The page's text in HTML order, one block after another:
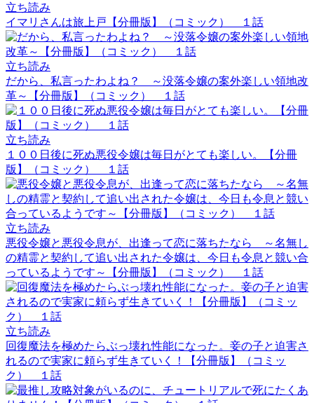
立ち読み
イマリさんは旅上戸【分冊版】（コミック） １話
立ち読み
だから、私言ったわよね？ ～没落令嬢の案外楽しい領地改
革～【分冊版】（コミック） １話
立ち読み
１００日後に死ぬ悪役令嬢は毎日がとても楽しい。【分冊
版】（コミック） １話
立ち読み
悪役令嬢と悪役令息が、出逢って恋に落ちたなら ～名無し
の精霊と契約して追い出された令嬢は、今日も令息と競い合
っているようです～【分冊版】（コミック） １話
立ち読み
回復魔法を極めたらぶっ壊れ性能になった。妾の子と迫害さ
れるので実家に頼らず生きていく！【分冊版】（コミッ
ク） １話